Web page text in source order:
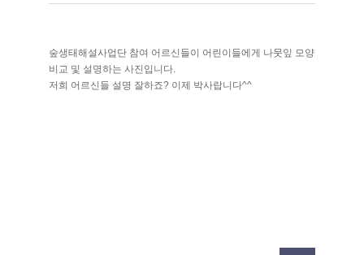
숲생태해설사업단 참여 어르신들이 어린이들에게 나뭇잎 모양
비교 및 설명하는 사진입니다.
저희 어르신들 설명 잘하죠? 이제 박사랍니다^^